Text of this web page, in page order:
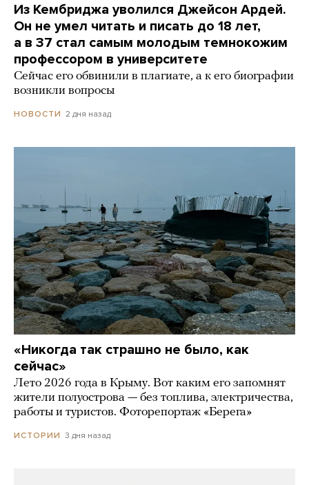
Из Кембриджа уволился Джейсон Ардей.
Он не умел читать и писать до 18 лет,
а в 37 стал самым молодым темнокожим
профессором в университете
Сейчас его обвинили в плагиате, а к его биографии
возникли вопросы
НОВОСТИ 2 дня назад
«Никогда так страшно не было, как
сейчас»
Лето 2026 года в Крыму. Вот каким его запомнят
жители полуострова — без топлива, электричества,
работы и туристов. Фоторепортаж «Берега»
ИСТОРИИ 3 дня назад